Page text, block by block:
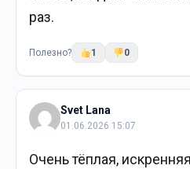
раз.
Полезно? 1 0
Svet Lana
01.06.2026 15:07
Очень тёплая,